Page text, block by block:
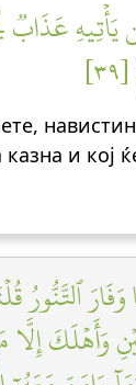
عَذَابٞ
казна и кој
ٱلتَّنُّورُ
وَأَهۡلَكَ